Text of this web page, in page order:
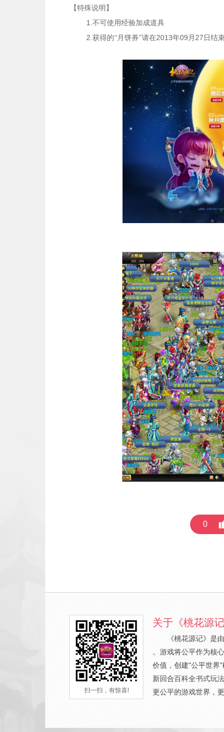
【特殊说明】
1. 不可使用经验加成道具
2. 获得的“月饼券”请在2013年09 月 27 日结
0
扫一扫，有惊喜!
关于《桃花源记
《桃花源记》是
。游戏将公平作为核
价值，创建"公平世界
新回合百科全书式玩
更公平的游戏世界，